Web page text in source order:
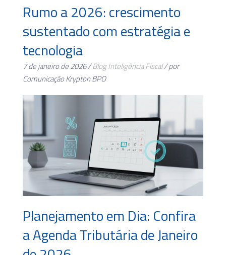
Rumo a 2026: crescimento
sustentado com estratégia e
tecnologia
7 de janeiro de 2026 /BlogInteligência Fiscal/ por
Comunicação Krypton BPO
Planejamento em Dia: Confira
a Agenda Tributária de Janeiro